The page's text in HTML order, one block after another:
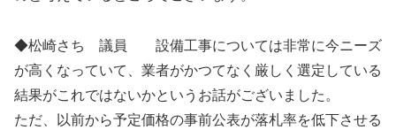
◆松崎さち 議員 設備工事については非常に今ニーズ
が高くなっていて、業者がかつてなく厳しく選定している
結果がこれではないかというお話がございました。
ただ、以前から予定価格の事前公表が落札率を低下させる